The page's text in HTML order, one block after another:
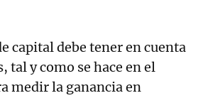
capital debe tener en cuenta
tal y como se hace en el
medir la ganancia en